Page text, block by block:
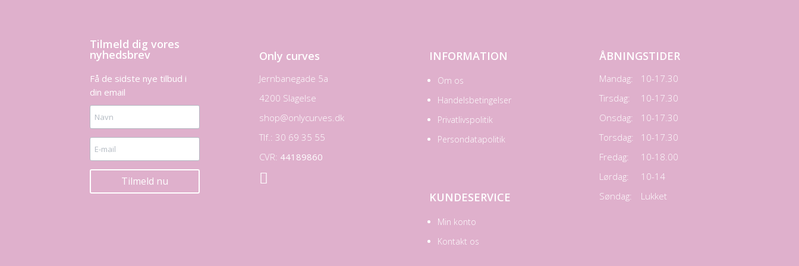
Tilmeld dig vores
nyhedsbrev
Få de sidste nye tilbud i
din email
Tilmeld nu
Only curves
Jernbanegade 5a
4200 Slagelse
shop@onlycurves.dk
Tlf.: 30 69 35 55
CVR: 44189860

INFORMATION
Om os
Handelsbetingelser
Privatlivspolitik
Persondatapolitik
KUNDESERVICE
Min konto
Kontakt os
ÅBNINGSTIDER
Mandag:
10-17.30
Tirsdag:
10-17.30
Onsdag:
10-17.30
Torsdag:
10-17.30
Fredag:
10-18.00
Lørdag:
10-14
Søndag:
Lukket